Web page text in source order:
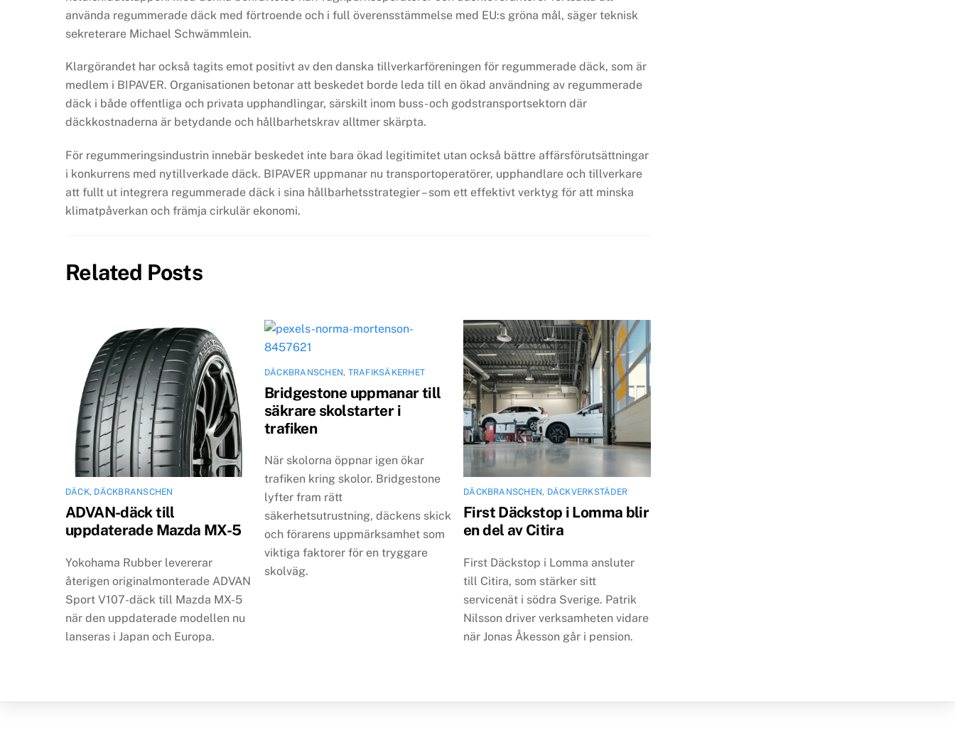
använda regummerade däck med förtroende och i full överensstämmelse med EU:s gröna mål, säger teknisk
sekreterare Michael Schwämmlein.
Klargörandet har också tagits emot positivt av den danska tillverkarföreningen för regummerade däck, som är
medlem i BIPAVER. Organisationen betonar att beskedet borde leda till en ökad användning av regummerade
däck i både offentliga och privata upphandlingar, särskilt inom buss- och godstransportsektorn där
däckkostnaderna är betydande och hållbarhetskrav alltmer skärpta.
För regummeringsindustrin innebär beskedet inte bara ökad legitimitet utan också bättre affärsförutsättningar
i konkurrens med nytillverkade däck. BIPAVER uppmanar nu transportoperatörer, upphandlare och tillverkare
att fullt ut integrera regummerade däck i sina hållbarhetsstrategier – som ett effektivt verktyg för att minska
klimatpåverkan och främja cirkulär ekonomi.
Related Posts
DÄCK, DÄCKBRANSCHEN
ADVAN-däck till
uppdaterade Mazda MX-5
Yokohama Rubber levererar
återigen originalmonterade ADVAN
Sport V107-däck till Mazda MX-5
när den uppdaterade modellen nu
lanseras i Japan och Europa.
DÄCKBRANSCHEN, TRAFIKSÄKERHET
Bridgestone uppmanar till
säkrare skolstarter i
trafiken
När skolorna öppnar igen ökar
trafiken kring skolor. Bridgestone
lyfter fram rätt
säkerhetsutrustning, däckens skick
och förarens uppmärksamhet som
viktiga faktorer för en tryggare
skolväg.
DÄCKBRANSCHEN, DÄCKVERKSTÄDER
First Däckstop i Lomma blir
en del av Citira
First Däckstop i Lomma ansluter
till Citira, som stärker sitt
servicenät i södra Sverige. Patrik
Nilsson driver verksamheten vidare
när Jonas Åkesson går i pension.